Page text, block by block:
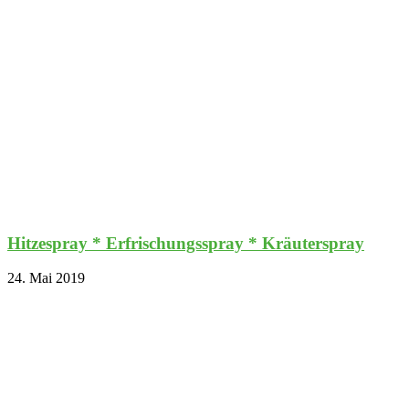
Hitzespray * Erfrischungsspray * Kräuterspray
24. Mai 2019